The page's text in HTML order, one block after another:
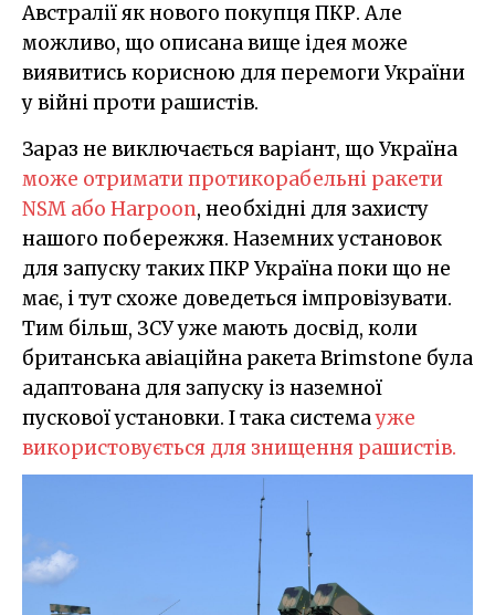
Австралії як нового покупця ПКР. Але
можливо, що описана вище ідея може
виявитись корисною для перемоги України
у війні проти рашистів.
Зараз не виключається варіант, що Україна
може отримати протикорабельні ракети
NSM або Harpoon, необхідні для захисту
нашого побережжя. Наземних установок
для запуску таких ПКР Україна поки що не
має, і тут схоже доведеться імпровізувати.
Тим більш, ЗСУ уже мають досвід, коли
британська авіаційна ракета Brimstone була
адаптована для запуску із наземної
пускової установки. І така системауже
використовується для знищення рашистів.